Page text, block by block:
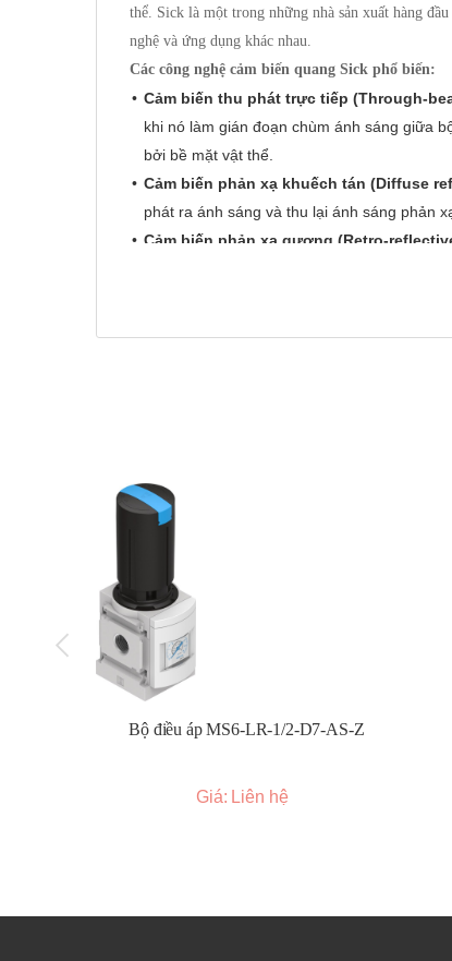
thể. Sick là một trong những nhà sản xuất hàng
nghệ và ứng dụng khác nhau.
Các công nghệ cảm biến quang Sick phổ biến:
Cảm biến thu phát trực tiếp (Through-
khi nó làm gián đoạn chùm ánh sáng giữa
bởi bề mặt vật thể.
Cảm biến phản xạ khuếch tán (Diffuse
phát ra ánh sáng và thu lại ánh sáng phản
Cảm biến phản xạ gương (Retro-
gương. Loại cảm biến này có tầm phát
Cảm biến sợi quang (Fiber optic sensors):
cho các không gian hẹp hoặc môi trường
Cảm biến vùng (Light grids/Light
này, thường được sử dụng cho mục đích an
Các dòng sản phẩm cảm biến quang Sick phổ
WLL Series (Cảm biến sợi quang):
Nhỏ
WL Series (Cảm biến quang thu nhỏ):
WLR Series (Cảm biến quang tầm xa):
OD Mini/OD Value/OD Precision (Cảm
Bộ điều áp MS6-LR-1/2-D7-AS-Z
Giá: Liên hệ